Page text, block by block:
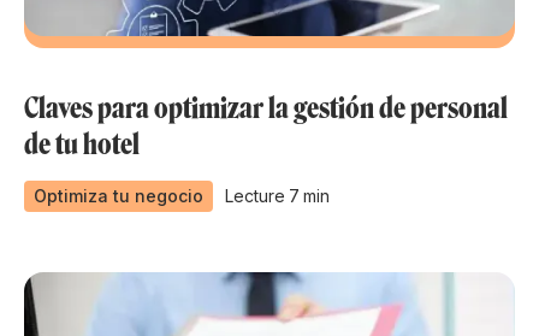
Claves para optimizar la gestión de personal
de tu hotel
Optimiza tu negocio Lecture 7 min